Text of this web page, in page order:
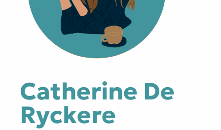
Catherine De
Ryckere